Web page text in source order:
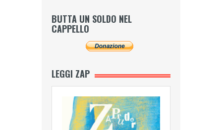
BUTTA UN SOLDO NEL
CAPPELLO
LEGGI ZAP